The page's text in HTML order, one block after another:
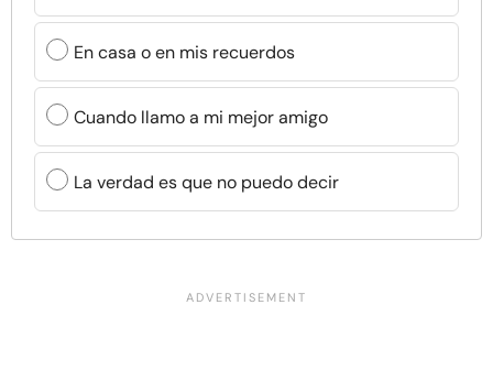
En casa o en mis recuerdos
Cuando llamo a mi mejor amigo
La verdad es que no puedo decir